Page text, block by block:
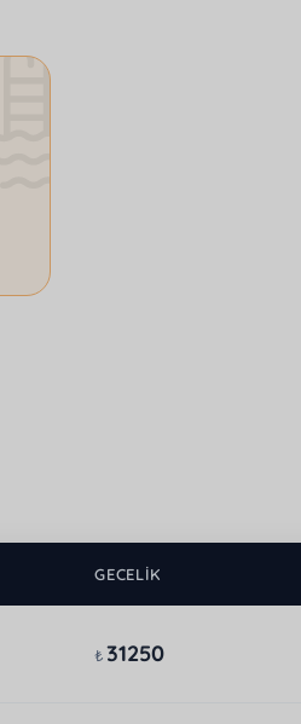
GECELIK
₺31250